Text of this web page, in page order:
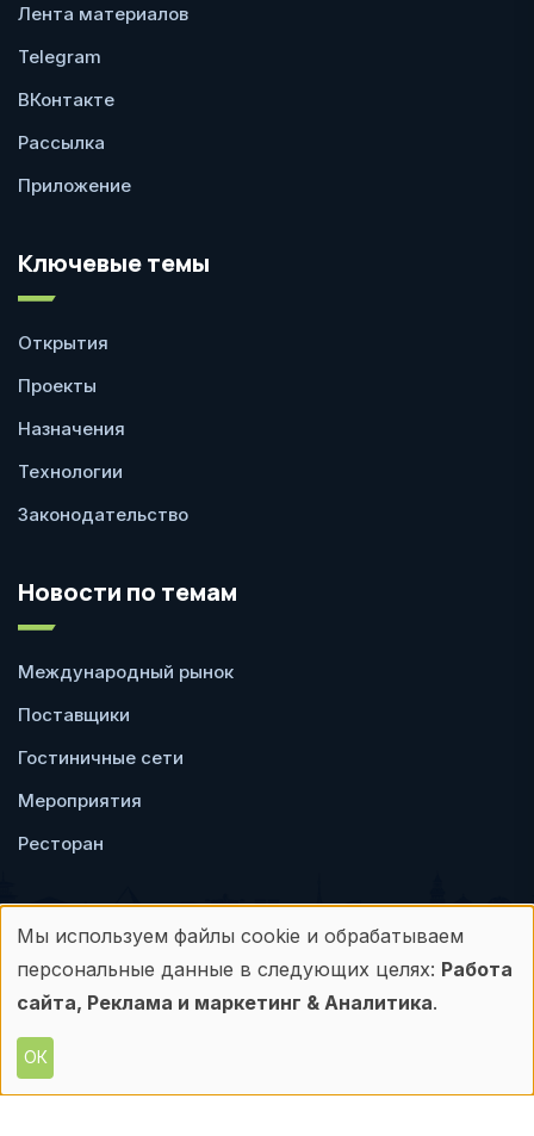
Лента материалов
Telegram
ВКонтакте
Рассылка
Приложение
Ключевые темы
Открытия
Проекты
Назначения
Технологии
Законодательство
Новости по темам
Международный рынок
Поставщики
Гостиничные сети
Мероприятия
Ресторан
Пользовательское
соглашение
Политика
конфиденциальности
Любое использование материалов с данного
Использование
персональных
данных
и
Мы используем файлы cookie и обрабатываем
персональные данные в следующих целях: Работа
сайта, Реклама и маркетинг & Аналитика.
ОК